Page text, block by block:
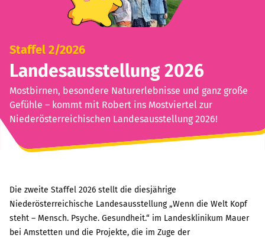
Staffel 2/2026
Landesausstellung 2026
Mostbirnen, besondere Naturerlebnisse und ganz große
Gefühle – kommt mit Robert ins Mostviertel zur
Niederösterreichischen Landesausstellung 2026!
Die zweite Staffel 2026 stellt die diesjährige
Niederösterreichische Landesausstellung „Wenn die Welt Kopf
steht – Mensch. Psyche. Gesundheit.“ im Landesklinikum Mauer
bei Amstetten und die Projekte, die im Zuge der